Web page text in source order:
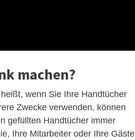
machen?
wenn Sie Ihre Handtücher
Zwecke verwenden, können
gefüllten Handtücher immer
Ihre Mitarbeiter oder Ihre Gäste